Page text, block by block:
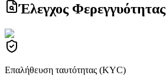
Έλεγχος Φερεγγυότητας
Επαλήθευση ταυτότητας (KYC)